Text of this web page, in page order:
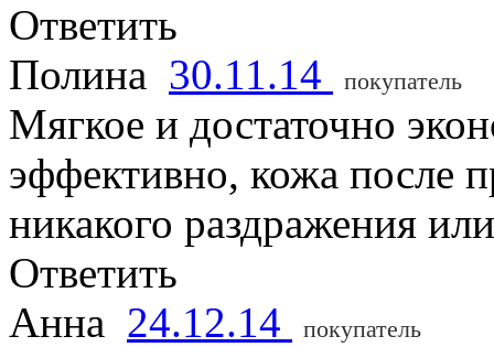
Ответить
Полина 30.11.14 покупатель
Мягкое и достаточно
эффективно, кожа после
никакого раздражения
Ответить
Анна 24.12.14 покупатель